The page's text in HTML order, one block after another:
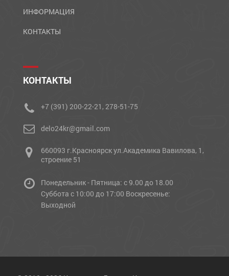
ИНФОРМАЦИЯ
КОНТАКТЫ
КОНТАКТЫ
+7 (391) 200-22-21, 278-51-75
delo24kr@gmail.com
660093 г.Красноярск ул.Академика Вавилова, 1,
строение 51
Понедельник - Пятница: с 9.00 до 18.00
Cуббота с 10:00 до 17:00 Воскресенье:
Выходной